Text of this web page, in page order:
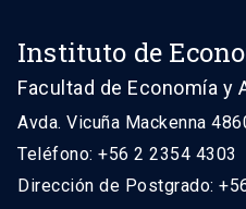
Instituto de
Facultad de Economía y
Avda. Vicuña Mackenna
Teléfono: +56 2 2354 4303
Dirección de Postgrado: